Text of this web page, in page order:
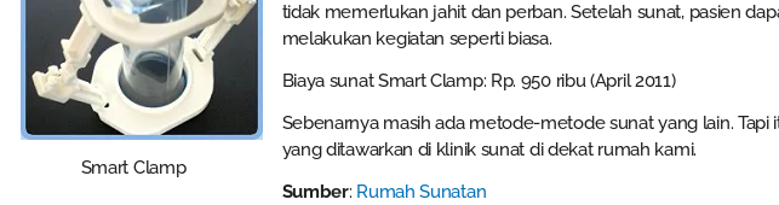
Smart Clamp
tidak memerlukan jahit dan perban. Setelah sunat, pasien
melakukan kegiatan seperti biasa.
Biaya sunat Smart Clamp: Rp. 950 ribu (April 2011)
Sebenarnya masih ada metode-metode sunat yang lain. Tapi
yang ditawarkan di klinik sunat di dekat rumah kami.
Sumber: Rumah Sunatan